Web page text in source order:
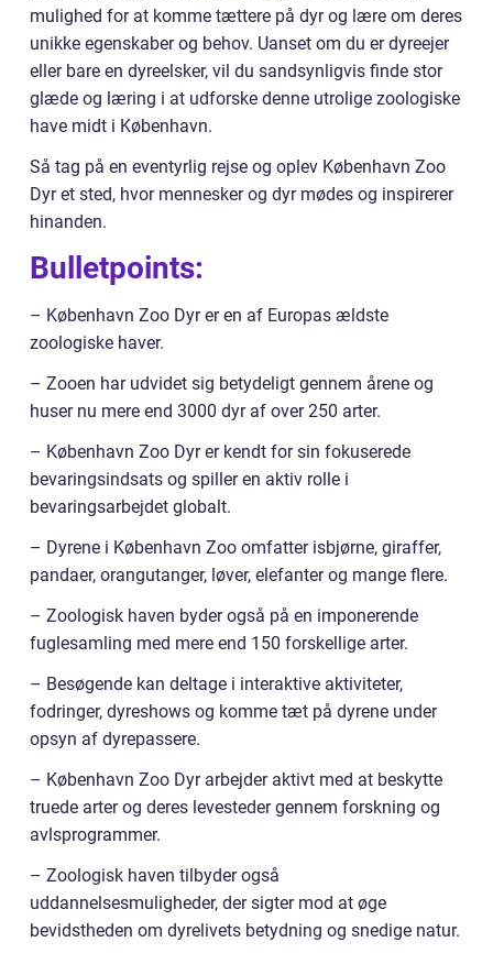
mulighed for at komme tættere på dyr og lære om deres
unikke egenskaber og behov. Uanset om du er dyreejer
eller bare en dyreelsker, vil du sandsynligvis finde stor
glæde og læring i at udforske denne utrolige zoologiske
have midt i København.
Så tag på en eventyrlig rejse og oplev København Zoo
Dyr et sted, hvor mennesker og dyr mødes og inspirerer
hinanden.
Bulletpoints:
– København Zoo Dyr er en af Europas ældste
zoologiske haver.
– Zooen har udvidet sig betydeligt gennem årene og
huser nu mere end 3000 dyr af over 250 arter.
– København Zoo Dyr er kendt for sin fokuserede
bevaringsindsats og spiller en aktiv rolle i
bevaringsarbejdet globalt.
– Dyrene i København Zoo omfatter isbjørne, giraffer,
pandaer, orangutanger, løver, elefanter og mange flere.
– Zoologisk haven byder også på en imponerende
fuglesamling med mere end 150 forskellige arter.
– Besøgende kan deltage i interaktive aktiviteter,
fodringer, dyreshows og komme tæt på dyrene under
opsyn af dyrepassere.
– København Zoo Dyr arbejder aktivt med at beskytte
truede arter og deres levesteder gennem forskning og
avlsprogrammer.
– Zoologisk haven tilbyder også
uddannelsesmuligheder, der sigter mod at øge
bevidstheden om dyrelivets betydning og snedige natur.